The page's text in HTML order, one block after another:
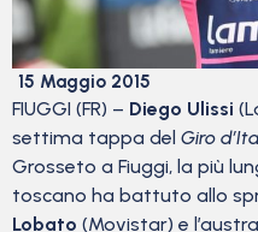
15 Maggio 2015
FIUGGI (FR) – Diego Ulissi
settima tappa del Giro
Grosseto a Fiuggi, la più
toscano ha battuto allo
Lobato (Movistar) e